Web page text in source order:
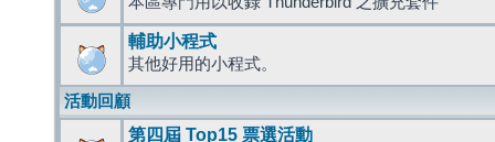
輔助小程式
其他好用的小程式。
活動回顧
第四屆 Top15 票選活動